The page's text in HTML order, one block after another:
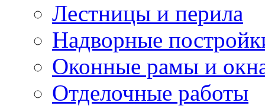
Лестницы и перила
Надворные
Оконные рамы и
Отделочные работы